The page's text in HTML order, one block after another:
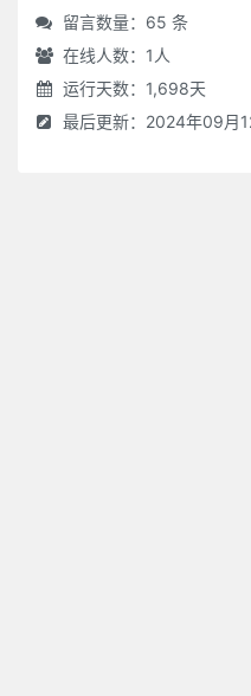
留言数量：65 条
在线人数： 1 人
运行天数：1,698天
最后更新：2024年09月